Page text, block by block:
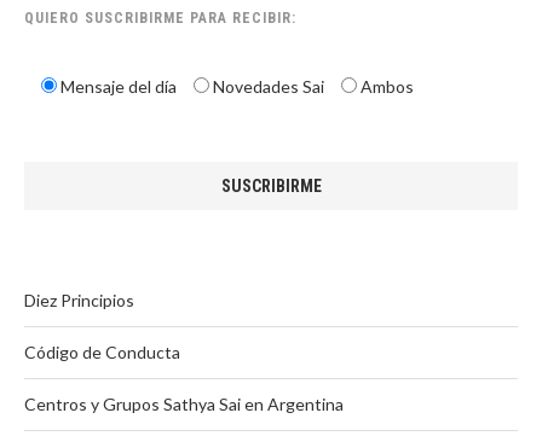
QUIERO SUSCRIBIRME PARA RECIBIR:
Mensaje del día Novedades Sai Ambos
Diez Principios
Código de Conducta
Centros y Grupos Sathya Sai en Argentina